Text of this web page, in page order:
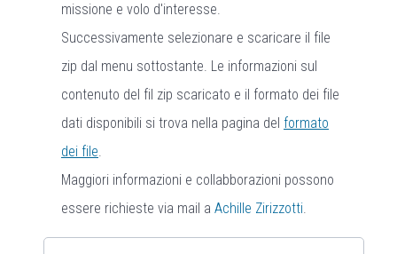
missione e volo d'interesse.
Successivamente selezionare e scaricare il file
zip dal menu sottostante. Le informazioni sul
contenuto del fil zip scaricato e il formato dei file
dati disponibili si trova nella pagina del formato
dei file.
Maggiori informazioni e collabborazioni possono
essere richieste via mail a Achille Zirizzotti.